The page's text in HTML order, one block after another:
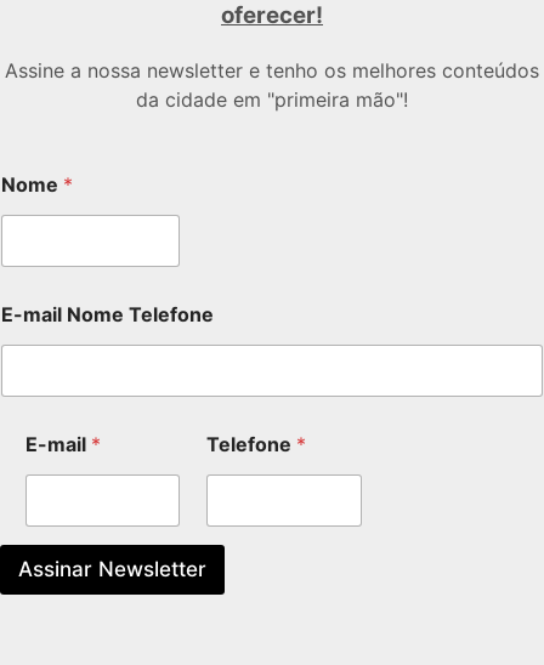
oferecer!
Assine a nossa newsletter e tenho os melhores conteúdos
da cidade em "primeira mão"!
Nome *
E-mail Nome Telefone
E-mail * Telefone *
Assinar Newsletter